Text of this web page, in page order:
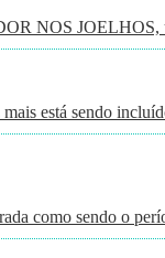
NOS
está sendo
como sendo o